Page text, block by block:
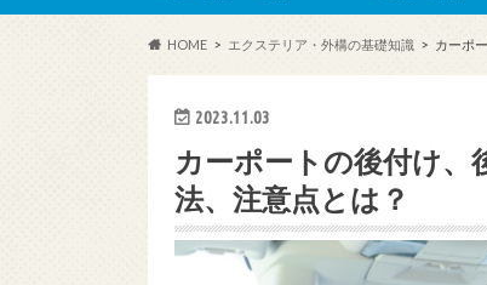
HOME エクステリア・外構の基礎知識 カーポ
2023.11.03
カーポートの後付け、
法、注意点とは？